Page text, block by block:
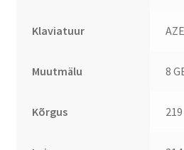
Klaviatuur
Muutmälu 8
Kõrgus